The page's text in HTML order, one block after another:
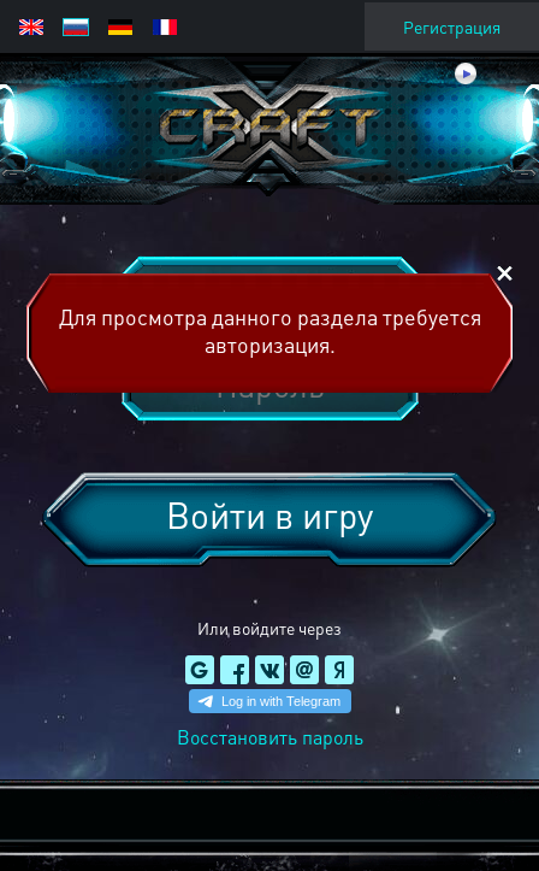
Регистрация
Или войдите через
Войти в игру
Восстановить пароль
Для просмотра данного раздела требуется
авторизация.